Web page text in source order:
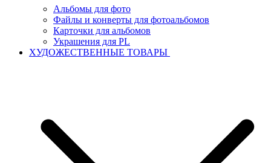
Альбомы для фото
Файлы и конверты для фотоальбомов
Карточки для альбомов
Украшения для PL
ХУДОЖЕСТВЕННЫЕ ТОВАРЫ